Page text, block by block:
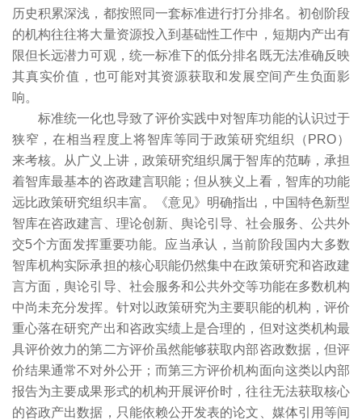
历史积累深浅，都按照同一套标准进行打分排名。初创阶段
的机构往往将大量资源投入到基础性工作中，短期内产出有
限但长远潜力可观，统一标准下的低分排名既无法准确反映
其真实价值，也可能对其资源获取和发展空间产生负面影
响。
标准统一化也导致了评价实践中对智库功能的认识过于
狭窄，在相当程度上将智库等同于政策研究组织（PRO）
来考核。从广义上讲，政策研究组织属于智库的范畴，承担
着智库最基本的咨政建言职能；但从狭义上看，智库的功能
远比政策研究组织丰富。《意见》明确指出，中国特色新型
智库在咨政建言、理论创新、舆论引导、社会服务、公共外
交5个方面发挥重要功能。应当承认，当前阶段国内大多数
智库机构实际承担的核心职能仍然集中在政策研究和咨政建
言方面，舆论引导、社会服务和公共外交等功能在多数机构
中尚未充分发挥。针对以政策研究为主要职能的机构，评价
重心落在研究产出和咨政实绩上是合理的，但对这类机构最
具评价效力的第二方评价虽然能够获取内部咨政数据，但评
价结果通常不对外公开；而第三方评价机构面向这类以内部
报告为主要成果形式的机构开展评价时，往往无法获取核心
的咨政产出数据，只能依赖公开发表的论文、媒体引用等间